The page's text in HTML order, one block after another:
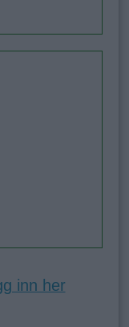
inn her